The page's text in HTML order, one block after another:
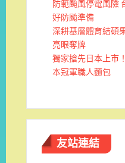
防範颱風停電風險
好防颱準備
深耕基層體育結碩
亮眼奪牌
獨家搶先日本上市
本冠軍職人麵包
友站連結